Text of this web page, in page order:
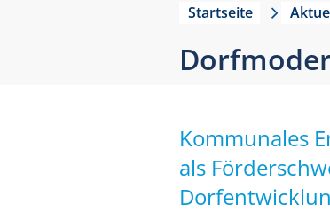
Startseite
Kommunales
als